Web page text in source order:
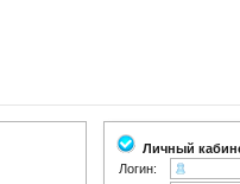
Личный
Логин: